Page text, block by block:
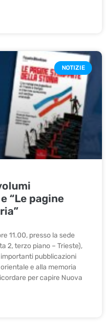
NOTIZIE
“Le pagine
11.00, presso la sede
2, terzo piano – Trieste),
pubblicazioni
e alla memoria
per capire Nuova